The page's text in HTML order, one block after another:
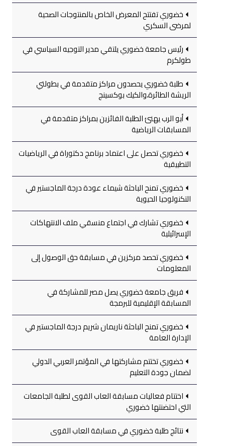
خضوري تفتتح المعرض الخاص بالمنتوجات الصحية
لمرضى السكري
رئيس جامعة خضوري يلتقي مدير التوجيه السياسي في
طولكرم
طلبة خضوري يحصدون مراكز متقدمة في بطولتي
الريشة الطائرة،والكيك بوكسينج
أبو الرب يهنئ الطلبة الفائزين بمراكز متقدمة في
المسابقات الرياضية
خضوري تحصل على اعتماد برنامج دكتوراة في الرياضيات
التطبيقية
خضوري تمنح الباحثة شيماء عودة درجة الماجستير في
التكنولوجيا الحيوية
خضوري تشارك في اجتماع منسقي ملف الانتهاكات
الإسرائيلية
خضوري تحصد مركزين في مسابقة حق الوصول إلى
المعلومات
فريق جامعة خضوري يصل مصر للمشاركة في
المسابقة الإقليمية للبرمجة
خضوري تمنح الباحثة ناريمان شريم درجة الماجستير في
الإدارة العامة
خضوري تختتم مشاركتها في المؤتمر العربي الدولي
لضمان جودة التعليم
اختتام فعاليات مسابقة العاب القوى لطلبة الجامعات
التي احتضنتها خضوري
نتائج طلبة خضوري في مسابقة العاب القوى